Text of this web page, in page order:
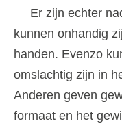
Er zijn echter
kunnen onhandig
handen. Evenzo
omslachtig zijn in
Anderen geven
formaat en het